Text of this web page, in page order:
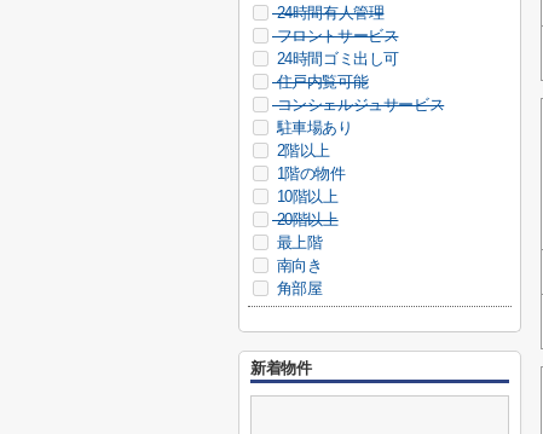
24時間有人管理
フロントサービス
24時間ゴミ出し可
住戸内覧可能
コンシェルジュサービス
駐車場あり
2階以上
1階の物件
10階以上
20階以上
最上階
南向き
角部屋
新着物件